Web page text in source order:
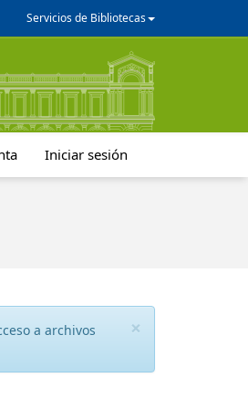
Servicios de Bibliotecas
Iniciar sesión
×
a archivos